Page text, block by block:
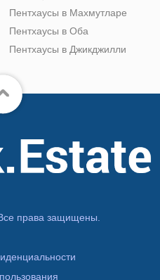
Пентхаусы в Махмутларе
Пентхаусы в Оба
Пентхаусы в Джикджилли
права защищены.